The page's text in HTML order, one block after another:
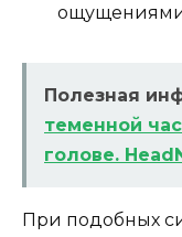
ощущениями
Полезная
теменной
голове.
При подобных